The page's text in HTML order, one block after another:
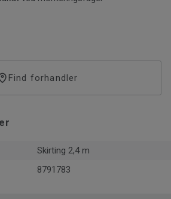
Find forhandler
Skirting 2,4 m
8791783